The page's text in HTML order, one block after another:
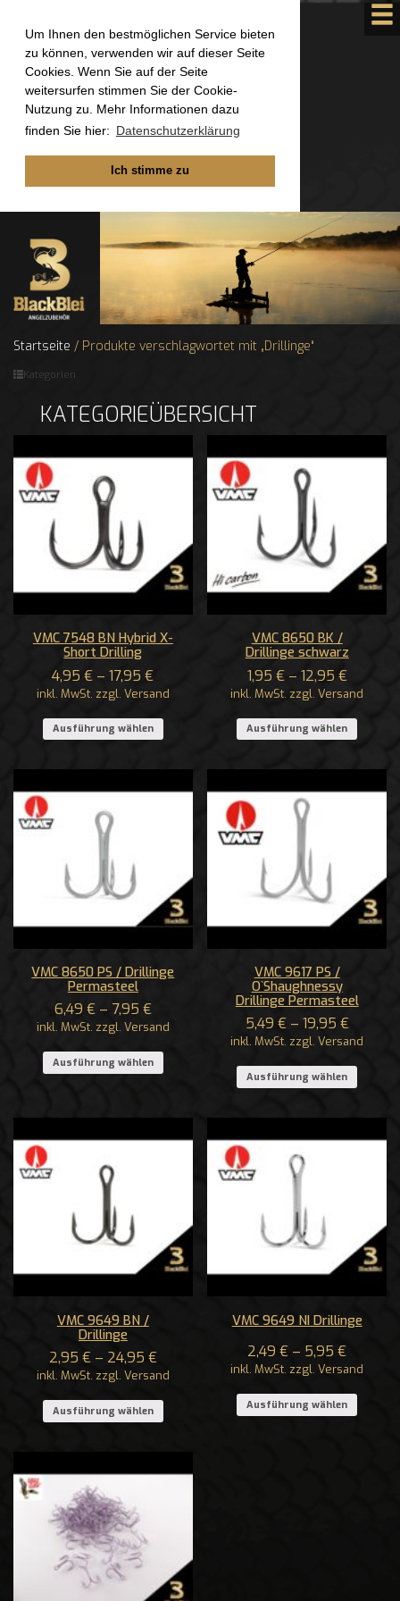
Um Ihnen den bestmöglichen Service bieten
zu können, verwenden wir auf dieser Seite
Cookies. Wenn Sie auf der Seite
weitersurfen stimmen Sie der Cookie-
Nutzung zu. Mehr Informationen dazu
finden Sie hier: Datenschutzerklärung
Ich stimme zu
Startseite / Produkte verschlagwortet mit „Drillinge“
Kategorien
KATEGORIEÜBERSICHT
VMC 7548 BN Hybrid X-
Short Drilling
4,95€ –17,95€
inkl. MwSt. zzgl. Versand
Ausführung wählen
VMC 8650 BK /
Drillinge schwarz
1,95 €– 12,95 €
inkl. MwSt. zzgl. Versand
Ausführung wählen
VMC 8650 PS / Drillinge
Permasteel
6,49 €– 7,95 €
inkl. MwSt. zzgl. Versand
Ausführung wählen
VMC 9617 PS /
O`Shaughnessy
Drillinge Permasteel
5,49 €– 19,95 €
inkl. MwSt. zzgl. Versand
Ausführung wählen
VMC 9649 BN /
Drillinge
2,95 €– 24,95 €
inkl. MwSt. zzgl. Versand
Ausführung wählen
VMC 9649 NI Drillinge
2,49€ – 5,95€
inkl. MwSt. zzgl. Versand
Ausführung wählen